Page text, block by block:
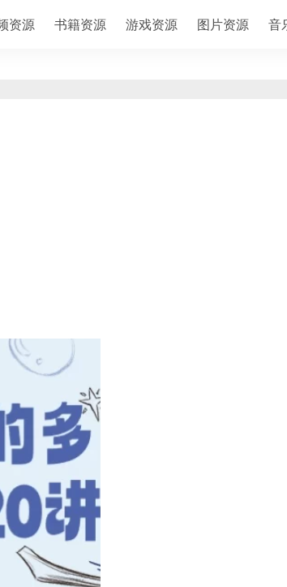
资源 书籍资源 游戏资源 图片资源 音